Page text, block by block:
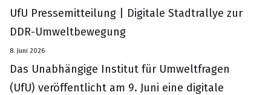
UfU Pressemitteilung | Digitale Stadtrallye zur
DDR-Umweltbewegung
8. Juni 2026
Das Unabhängige Institut für Umweltfragen
(UfU) veröffentlicht am 9. Juni eine digitale